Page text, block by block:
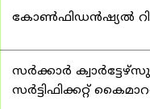
കോൺഫിഡൻഷ്യൽ
സർക്കാർ
സർട്ടിഫിക്കറ്റ്